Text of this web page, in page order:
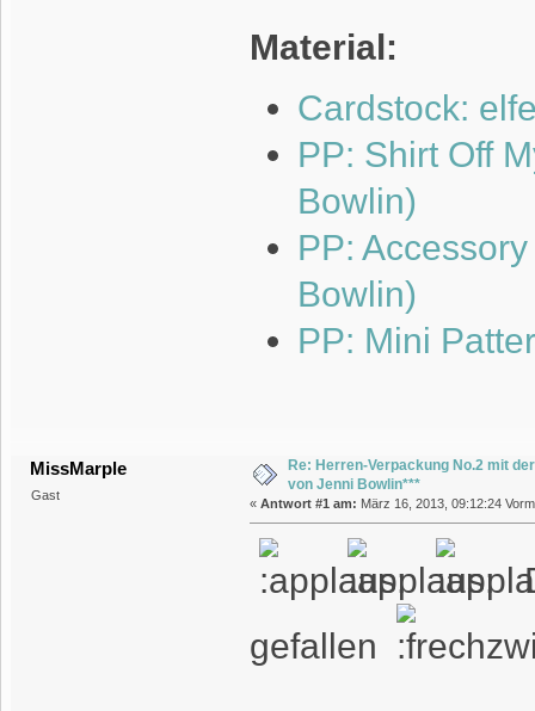
Material:
Cardstock:
PP: Shirt Off
Bowlin)
PP:
Bowlin)
PP: Mini
MissMarple
Gast
Re: Herren-Verpackung No.2 mit
von Jenni Bowlin***
« Antwort #1 am: März 16, 2013, 09:12:24
gefallen